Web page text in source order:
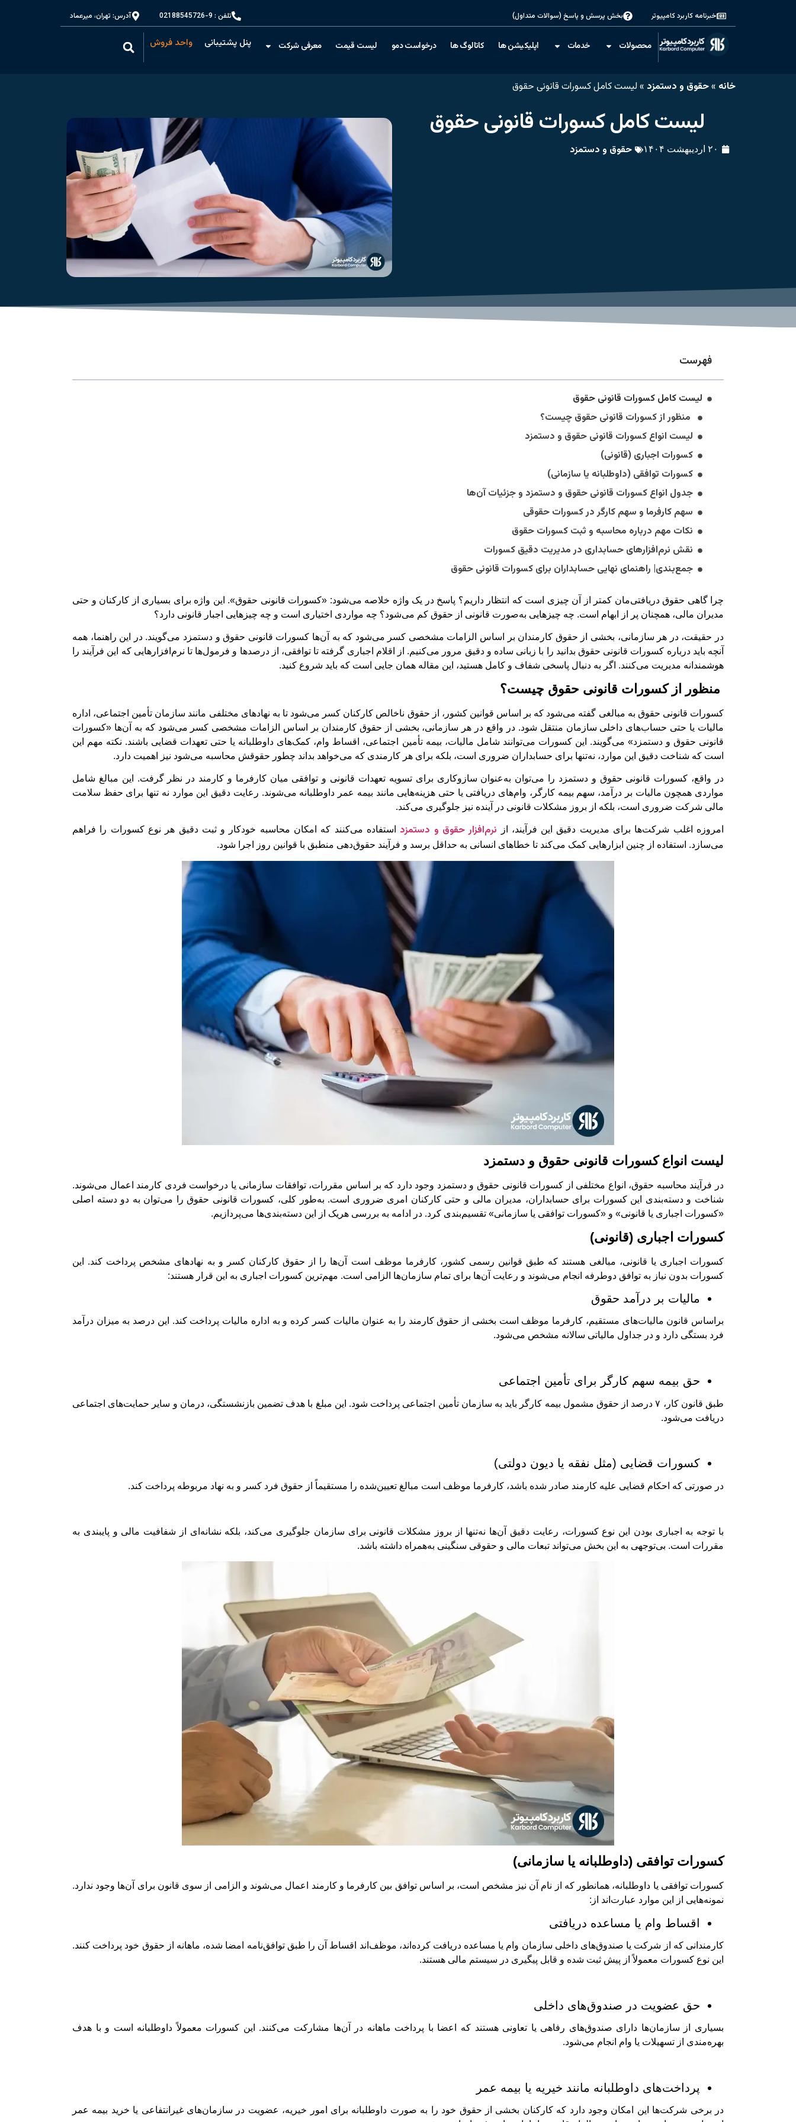
خبرنامه کاربرد کامپیوتر بخش پرسش و پاسخ (سوالات متداول) تلفن : 9-02188545726 آدرس: تهران، میرعماد
محصولات خدمات اپلیکیشن ها کاتالوگ ها درخواست دمو لیست قیمت معرفی شرکت پنل پشتیبانی واحد فروش
خانه »حقوق و دستمزد » لیست کامل کسورات قانونی حقوق
لیست کامل کسورات قانونی حقوق
۲۰ اردیبهشت ۱۴۰۴ حقوق و دستمزد
فهرست
لیست کامل کسورات قانونی حقوق
منظور از کسورات قانونی حقوق چیست؟
لیست انواع کسورات قانونی حقوق و دستمزد
کسورات اجباری (قانونی)
کسورات توافقی (داوطلبانه یا سازمانی)
جدول انواع کسورات قانونی حقوق و دستمزد و جزئیات آن‌ها
سهم کارفرما و سهم کارگر در کسورات حقوقی
نکات مهم درباره محاسبه و ثبت کسورات حقوق
نقش نرم‌افزارهای حسابداری در مدیریت دقیق کسورات
جمع‌بندی| راهنمای نهایی حسابداران برای کسورات قانونی حقوق
چرا گاهی حقوق دریافتی‌مان کمتر از آن چیزی است که انتظار داریم؟ پاسخ در یک واژه خلاصه می‌شود: «کسورات قانونی حقوق». این واژه برای بسیاری از کارکنان و حتی
مدیران مالی، همچنان پر از ابهام است. چه چیزهایی به‌صورت قانونی از حقوق کم می‌شود؟ چه مواردی اختیاری است و چه چیزهایی اجبار قانونی دارد؟
در حقیقت، در هر سازمانی، بخشی از حقوق کارمندان بر اساس الزامات مشخصی کسر می‌شود که به آن‌ها کسورات قانونی حقوق و دستمزد می‌گویند. در این راهنما، همه
آنچه باید درباره کسورات قانونی حقوق بدانید را با زبانی ساده و دقیق مرور می‌کنیم. از اقلام اجباری گرفته تا توافقی، از درصدها و فرمول‌ها تا نرم‌افزارهایی که این فرآیند را
هوشمندانه مدیریت می‌کنند. اگر به دنبال پاسخی شفاف و کامل هستید، این مقاله همان جایی است که باید شروع کنید.
منظور از کسورات قانونی حقوق چیست؟
کسورات قانونی حقوق به مبالغی گفته می‌شود که بر اساس قوانین کشور، از حقوق ناخالص کارکنان کسر می‌شود تا به نهادهای مختلفی مانند سازمان تأمین اجتماعی، اداره
مالیات یا حتی حساب‌های داخلی سازمان منتقل شود. در واقع در هر سازمانی، بخشی از حقوق کارمندان بر اساس الزامات مشخصی کسر می‌شود که به آن‌ها «کسورات
قانونی حقوق و دستمزد» می‌گویند. این کسورات می‌توانند شامل مالیات، بیمه تأمین اجتماعی، اقساط وام، کمک‌های داوطلبانه یا حتی تعهدات قضایی باشند. نکته مهم این
است که شناخت دقیق این موارد، نه‌تنها برای حسابداران ضروری است، بلکه برای هر کارمندی که می‌خواهد بداند چطور حقوقش محاسبه می‌شود نیز اهمیت دارد.
در واقع، کسورات قانونی حقوق و دستمزد را می‌توان به‌عنوان سازوکاری برای تسویه تعهدات قانونی و توافقی میان کارفرما و کارمند در نظر گرفت. این مبالغ شامل
مواردی همچون مالیات بر درآمد، سهم بیمه کارگر، وام‌های دریافتی یا حتی هزینه‌هایی مانند بیمه عمر داوطلبانه می‌شوند. رعایت دقیق این موارد نه تنها برای حفظ سلامت
مالی شرکت ضروری است، بلکه از بروز مشکلات قانونی در آینده نیز جلوگیری می‌کند.
امروزه اغلب شرکت‌ها برای مدیریت دقیق این فرآیند، از نرم‌افزار حقوق و دستمزد استفاده می‌کنند که امکان محاسبه خودکار و ثبت دقیق هر نوع کسورات را فراهم
می‌سازد. استفاده از چنین ابزارهایی کمک می‌کند تا خطاهای انسانی به حداقل برسد و فرآیند حقوق‌دهی منطبق با قوانین روز اجرا شود.
لیست انواع کسورات قانونی حقوق و دستمزد
در فرآیند محاسبه حقوق، انواع مختلفی از کسورات قانونی حقوق و دستمزد وجود دارد که بر اساس مقررات، توافقات سازمانی یا درخواست فردی کارمند اعمال می‌شوند.
شناخت و دسته‌بندی این کسورات برای حسابداران، مدیران مالی و حتی کارکنان امری ضروری است. به‌طور کلی، کسورات قانونی حقوق را می‌توان به دو دسته اصلی
«کسورات اجباری یا قانونی» و «کسورات توافقی یا سازمانی» تقسیم‌بندی کرد. در ادامه به بررسی هریک از این دسته‌بندی‌ها می‌پردازیم.
کسورات اجباری (قانونی)
کسورات اجباری یا قانونی، مبالغی هستند که طبق قوانین رسمی کشور، کارفرما موظف است آن‌ها را از حقوق کارکنان کسر و به نهادهای مشخص پرداخت کند. این
کسورات بدون نیاز به توافق دوطرفه انجام می‌شوند و رعایت آن‌ها برای تمام سازمان‌ها الزامی است. مهم‌ترین کسورات اجباری به این قرار هستند:
مالیات بر درآمد حقوق
براساس قانون مالیات‌های مستقیم، کارفرما موظف است بخشی از حقوق کارمند را به عنوان مالیات کسر کرده و به اداره مالیات پرداخت کند. این درصد به میزان درآمد
فرد بستگی دارد و در جداول مالیاتی سالانه مشخص می‌شود.
حق بیمه سهم کارگر برای تأمین اجتماعی
طبق قانون کار، ۷ درصد از حقوق مشمول بیمه کارگر باید به سازمان تأمین اجتماعی پرداخت شود. این مبلغ با هدف تضمین بازنشستگی، درمان و سایر حمایت‌های اجتماعی
دریافت می‌شود.
کسورات قضایی (مثل نفقه یا دیون دولتی)
در صورتی که احکام قضایی علیه کارمند صادر شده باشد، کارفرما موظف است مبالغ تعیین‌شده را مستقیماً از حقوق فرد کسر و به نهاد مربوطه پرداخت کند.
با توجه به اجباری بودن این نوع کسورات، رعایت دقیق آن‌ها نه‌تنها از بروز مشکلات قانونی برای سازمان جلوگیری می‌کند، بلکه نشانه‌ای از شفافیت مالی و پایبندی به
مقررات است. بی‌توجهی به این بخش می‌تواند تبعات مالی و حقوقی سنگینی به‌همراه داشته باشد.
کسورات توافقی (داوطلبانه یا سازمانی)
کسورات توافقی یا داوطلبانه، همانطور که از نام آن نیز مشخص است، بر اساس توافق بین کارفرما و کارمند اعمال می‌شوند و الزامی از سوی قانون برای آن‌ها وجود ندارد.
نمونه‌هایی از این موارد عبارت‌اند از:
اقساط وام یا مساعده دریافتی
کارمندانی که از شرکت یا صندوق‌های داخلی سازمان وام یا مساعده دریافت کرده‌اند، موظف‌اند اقساط آن را طبق توافق‌نامه امضا شده، ماهانه از حقوق خود پرداخت کنند.
این نوع کسورات معمولاً از پیش ثبت شده و قابل پیگیری در سیستم مالی هستند.
حق عضویت در صندوق‌های داخلی
بسیاری از سازمان‌ها دارای صندوق‌های رفاهی یا تعاونی هستند که اعضا با پرداخت ماهانه در آن‌ها مشارکت می‌کنند. این کسورات معمولاً داوطلبانه است و با هدف
بهره‌مندی از تسهیلات یا وام انجام می‌شود.
پرداخت‌های داوطلبانه مانند خیریه یا بیمه عمر
در برخی شرکت‌ها این امکان وجود دارد که کارکنان بخشی از حقوق خود را به صورت داوطلبانه برای امور خیریه، عضویت در سازمان‌های غیرانتفاعی یا خرید بیمه عمر